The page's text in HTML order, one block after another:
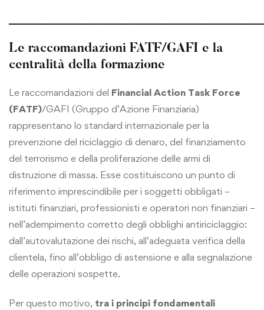
Le raccomandazioni FATF/GAFI e la
centralità della formazione
Le raccomandazioni del Financial Action Task Force
(FATF)/GAFI (Gruppo d’Azione Finanziaria)
rappresentano lo standard internazionale per la
prevenzione del riciclaggio di denaro, del finanziamento
del terrorismo e della proliferazione delle armi di
distruzione di massa. Esse costituiscono un punto di
riferimento imprescindibile per i soggetti obbligati –
istituti finanziari, professionisti e operatori non finanziari –
nell’adempimento corretto degli obblighi antiriciclaggio:
dall’autovalutazione dei rischi, all’adeguata verifica della
clientela, fino all’obbligo di astensione e alla segnalazione
delle operazioni sospette.
Per questo motivo, tra i principi fondamentali